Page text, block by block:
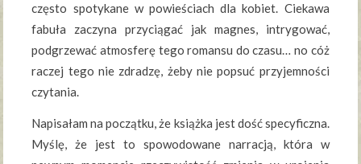
często spotykane w powieściach dla kobiet. Ciekawa
fabuła zaczyna przyciągać jak magnes, intrygować,
podgrzewać atmosferę tego romansu do czasu… no cóż
raczej tego nie zdradzę, żeby nie popsuć przyjemności
czytania.
Napisałam na początku, że książka jest dość specyficzna.
Myślę, że jest to spowodowane narracją, która w